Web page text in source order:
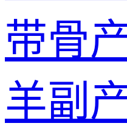
带骨
羊副